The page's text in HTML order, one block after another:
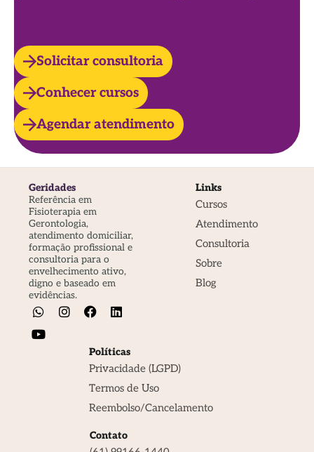
Solicitar consultoria
Conhecer cursos
Agendar atendimento
Geridades
Referência em
Fisioterapia em
Gerontologia,
atendimento domiciliar,
formação profissional e
consultoria para o
envelhecimento ativo,
digno e baseado em
evidências.
Links
Cursos
Atendimento
Consultoria
Sobre
Blog
Políticas
Privacidade (LGPD)
Termos de Uso
Reembolso/Cancelamento
Contato